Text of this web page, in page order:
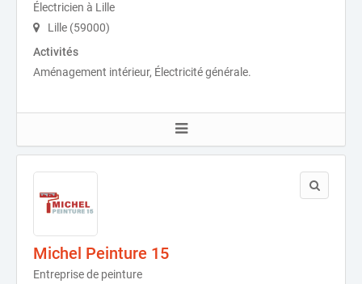
Électricien à Lille
Lille (59000)
Activités
Aménagement intérieur, Électricité générale.
Michel Peinture 15
Entreprise de peinture